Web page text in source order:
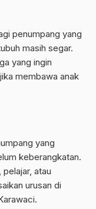
penumpang yang
masih segar.
yang ingin
membawa anak
yang
keberangkatan.
atau
urusan di